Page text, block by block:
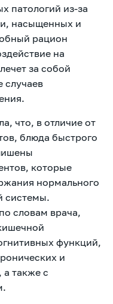
патологий из-за
насыщенных и
рацион
на
за собой
случаев
что, в отличие от
блюда быстрого
которые
нормального
системы.
словам врача,
функций,
и
а также с